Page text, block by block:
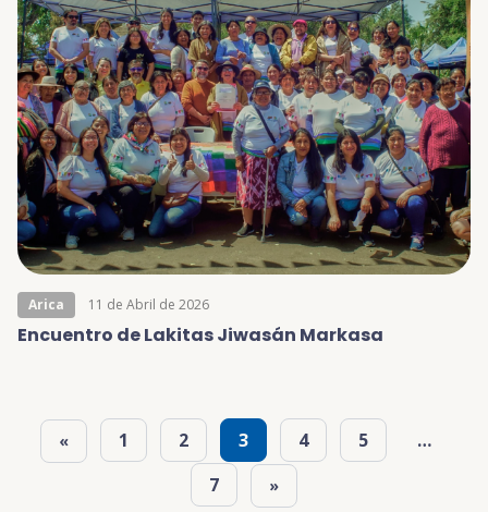
Arica 11 de Abril de 2026
Encuentro de Lakitas Jiwasán Markasa
« 1 2 3 4 5
…
7
»